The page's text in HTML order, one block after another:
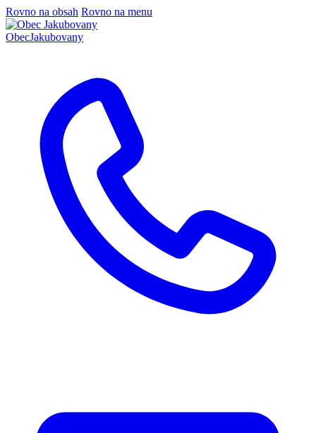
Rovno na obsah Rovno na menu
ObecJakubovany